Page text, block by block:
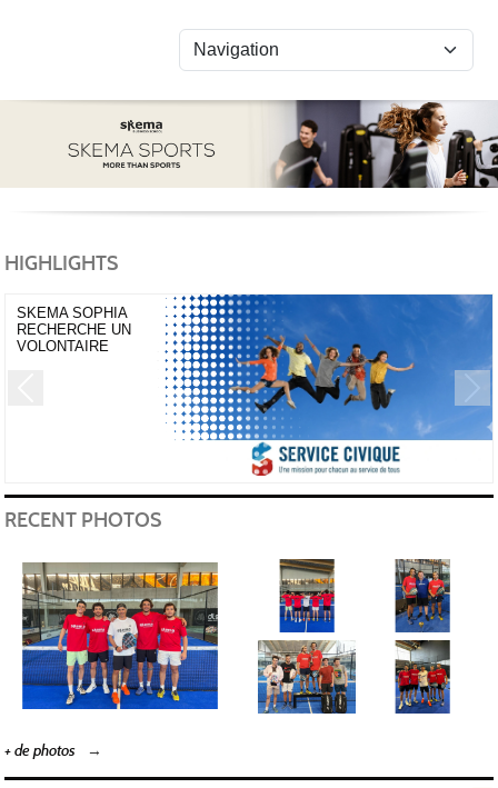
HIGHLIGHTS
SKEMA SOPHIA
RECHERCHE UN
VOLONTAIRE
RECENT PHOTOS
+ de photos